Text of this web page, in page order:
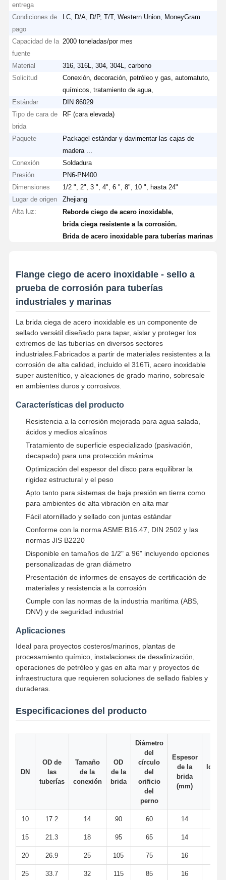
Visita A La
Todos Los
Casos
Fittings para tubos de acero inoxidable con tornillo
Rebordes de acero inoxidables
entrega
Condiciones de
pago
LC, D/A, D/P, T/T, Western Union, MoneyGram
Capacidad de la
fuente
2000 toneladas/por mes
Material
316, 316L, 304, 304L, carbono
Solicitud
Conexión, decoración, petróleo y gas, automatuto,
químicos, tratamiento de agua,
Estándar
DIN 86029
Tipo de cara de
brida
RF (cara elevada)
Paquete
Packagel estándar y davimentar las cajas de
madera ...
Conexión
Soldadura
Presión
PN6-PN400
Dimensiones
1/2 ", 2", 3 ", 4", 6 ", 8", 10 ", hasta 24"
Lugar de origen
Zhejiang
Alta luz:
Reborde ciego de acero inoxidable
brida ciega resistente a la corrosión
Brida de acero inoxidable para tuberías marinas
Flange ciego de acero inoxidable - sello a
prueba de corrosión para tuberías
industriales y marinas
La brida ciega de acero inoxidable es un componente de
sellado versátil diseñado para tapar, aislar y proteger los
extremos de las tuberías en diversos sectores
industriales.Fabricados a partir de materiales resistentes a la
corrosión de alta calidad, incluido el 316Ti, acero inoxidable
super austenítico, y aleaciones de grado marino, sobresale
en ambientes duros y corrosivos.
Características del producto
Resistencia a la corrosión mejorada para agua salada,
ácidos y medios alcalinos
Tratamiento de superficie especializado (pasivación,
decapado) para una protección máxima
Optimización del espesor del disco para equilibrar la
rigidez estructural y el peso
Apto tanto para sistemas de baja presión en tierra como
para ambientes de alta vibración en alta mar
Fácil atornillado y sellado con juntas estándar
Conforme con la norma ASME B16.47, DIN 2502 y las
normas JIS B2220
Disponible en tamaños de 1/2" a 96" incluyendo opciones
personalizadas de gran diámetro
Presentación de informes de ensayos de certificación de
materiales y resistencia a la corrosión
Cumple con las normas de la industria marítima (ABS,
DNV) y de seguridad industrial
Aplicaciones
Ideal para proyectos costeros/marinos, plantas de
procesamiento químico, instalaciones de desalinización,
operaciones de petróleo y gas en alta mar y proyectos de
infraestructura que requieren soluciones de sellado fiables y
duraderas.
Especificaciones del producto
DN
OD de
las
tuberías
Tamaño
de la
conexión
OD
de la
brida
Diámetro
del
círculo
del
orificio
del
perno
Espesor
de la
brida
(mm)
10 17.2 14 90 60 14
15 21.3 18 95 65 14
20 26.9 25 105 75 16
25 33.7 32 115 85 16